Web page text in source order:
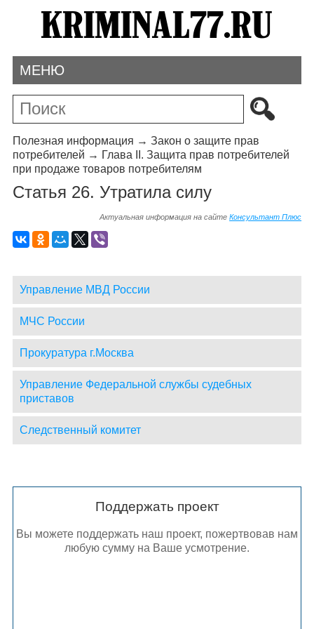
МЕНЮ
Полезная информация → Закон о защите прав
потребителей → Глава II. Защита прав потребителей
при продаже товаров потребителям
Статья 26. Утратила силу
Актуальная информация на сайтеКонсультант Плюс
Управление МВД России
МЧС России
Прокуратура г.Москва
Управление Федеральной службы судебных
приставов
Следственный комитет
Поддержать проект
Вы можете поддержать наш проект, пожертвовав нам
любую сумму на Ваше усмотрение.